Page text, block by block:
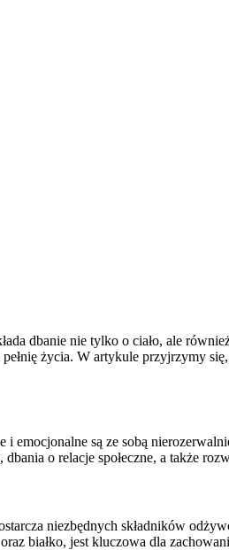
dbanie nie tylko o ciało, ale
życia. W artykule przyjrzymy
są ze sobą
o relacje społeczne, a także
niezbędnych składników
białko, jest kluczowa dla